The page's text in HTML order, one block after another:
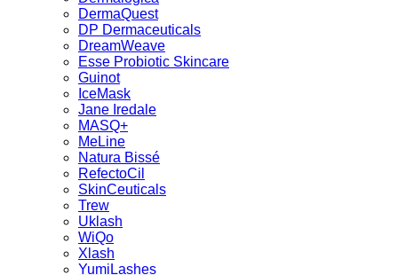
DermaQuest
DP Dermaceuticals
DreamWeave
Esse Probiotic Skincare
Guinot
IceMask
Jane Iredale
MASQ+
MeLine
Natura Bissé
RefectoCil
SkinCeuticals
Trew
Uklash
WiQo
Xlash
YumiLashes